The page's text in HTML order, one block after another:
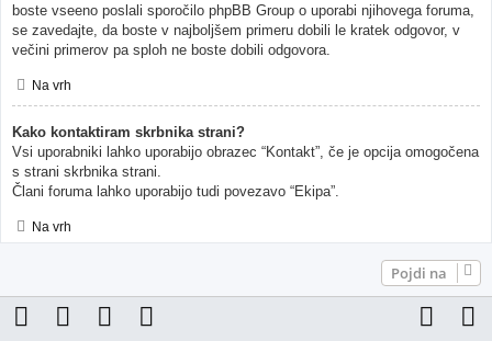
boste vseeno poslali sporočilo phpBB Group o uporabi njihovega foruma,
se zavedajte, da boste v najboljšem primeru dobili le kratek odgovor, v
večini primerov pa sploh ne boste dobili odgovora.
Na vrh
Kako kontaktiram skrbnika strani?
Vsi uporabniki lahko uporabijo obrazec “Kontakt”, če je opcija omogočena
s strani skrbnika strani.
Člani foruma lahko uporabijo tudi povezavo “Ekipa”.
Na vrh
Pojdi na